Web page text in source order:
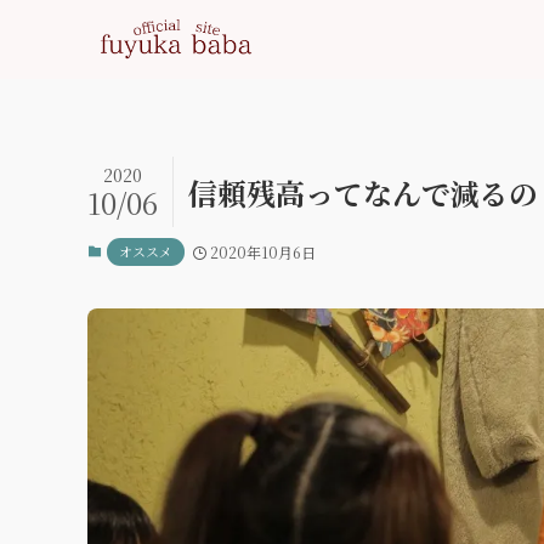
信頼残高ってなんで減る
2020
10/06
オススメ 2020年10月6日